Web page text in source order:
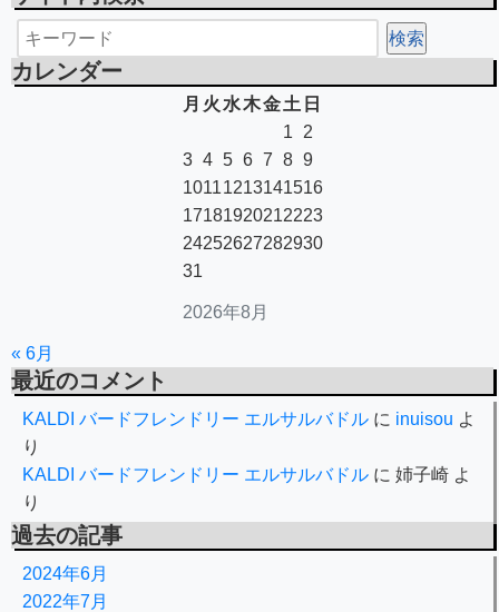
カレンダー
2026年8月
月 火 水木金 土 日
1
2
3 4 5 6 7 8 9
10111213141516
17181920212223
24252627282930
31
« 6月
最近のコメント
KALDI バードフレンドリー エルサルバドル に inuisou よ
り
KALDI バードフレンドリー エルサルバドル に 姉子崎 よ
り
過去の記事
2024年6月
2022年7月